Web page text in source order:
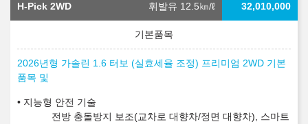
H-Pick 2WD 휘발유 12.5㎞/ℓ 32,010,000
2026년형 가솔린 1.6 터보 (실효세율 조정) 프리미엄 2WD 기본
품목 및
지능형 안전 기술
전방 충돌방지 보조(교차로 대향차/정면 대향차), 스마트